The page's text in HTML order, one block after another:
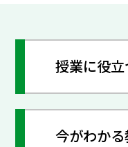
授業に役
今がわか